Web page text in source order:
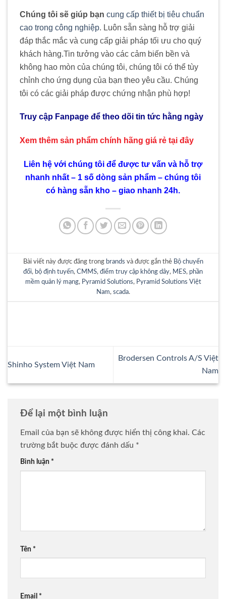
Chúng tôi sẽ giúp bạn cung cấp thiết bị tiêu chuẩn
cao trong công nghiệp. Luôn sẵn sàng hỗ trợ giải
đáp thắc mắc và cung cấp giải pháp tối ưu cho quý
khách hàng.Tin tưởng vào các cảm biến bền và
không hao mòn của chúng tôi, chúng tôi có thể tùy
chỉnh cho ứng dụng của bạn theo yêu cầu. Chúng
tôi có các giải pháp được chứng nhận phù hợp!
Truy cập Fanpage để theo dõi tin tức hằng ngày
Xem thêm sản phẩm chính hãng giá rẻ tại đây
Liên hệ với chúng tôi để được tư vấn và hỗ trợ
nhanh nhất – 1 số dòng sản phẩm – chúng tôi
có hàng sẵn kho – giao nhanh 24h.
Bài viết này được đăng trong brands và được gắn thẻ Bộ chuyển
đổi, bộ định tuyến, CMMS, điểm truy cập không dây, MES, phần
mềm quản lý mạng, Pyramid Solutions, Pyramid Solutions Việt
Nam, scada.
Shinho System Việt Nam
Brodersen Controls A/S Việt
Nam
Để lại một bình luận
Email của bạn sẽ không được hiển thị công khai. Các
trường bắt buộc được đánh dấu *
Bình luận *
Tên *
Email *